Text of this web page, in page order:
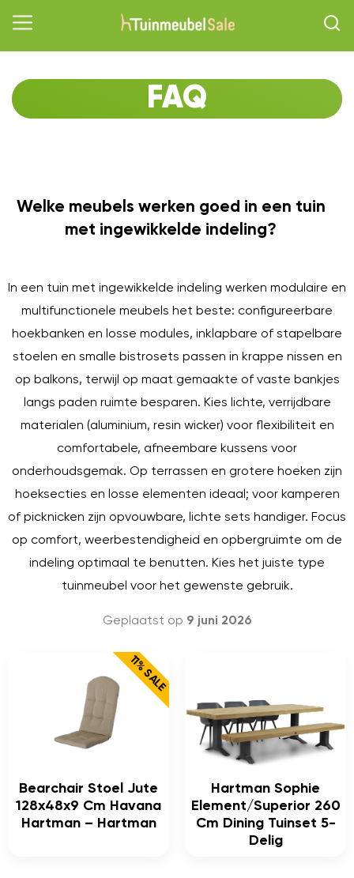
FAQ
Welke meubels werken goed in een tuin
met ingewikkelde indeling?
In een tuin met ingewikkelde indeling werken modulaire en
multifunctionele meubels het beste: configureerbare
hoekbanken en losse modules, inklapbare of stapelbare
stoelen en smalle bistrosets passen in krappe nissen en
op balkons, terwijl op maat gemaakte of vaste bankjes
langs paden ruimte besparen. Kies lichte, verrijdbare
materialen (aluminium, resin wicker) voor flexibiliteit en
comfortabele, afneembare kussens voor
onderhoudsgemak. Op terrassen en grotere hoeken zijn
hoeksecties en losse elementen ideaal; voor kamperen
of picknicken zijn opvouwbare, lichte sets handiger. Focus
op comfort, weerbestendigheid en opbergruimte om de
indeling optimaal te benutten. Kies het juiste type
tuinmeubel voor het gewenste gebruik.
Geplaatst op 9 juni 2026
11% SALE
Bearchair Stoel Jute
128x48x9 Cm Havana
Hartman – Hartman
Hartman Sophie
Element/Superior 260
Cm Dining Tuinset 5-
Delig